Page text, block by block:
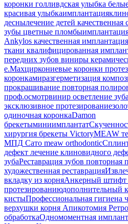
коронки голливдская улыбка
красивая улыбкаимплантация
деснылечение детей качественная
зубы цветные пломбы
Ankylos качественная имплантация
ткани квалифицированная
передних зубов виниры
e.Maxциркониевые коронки
коронкамиразгерметизация
прокрашивание повторная
проф.осмотрвинир осветление зуба
эксклюзивное протезирование
одиночная коронкаDamon
брекетыминиимплантат
хирургия брекеты VictoryMEAW
МПД Сато meaw orthodontic
дефект лечение клиновидного
зубаРеставрация зубов повторная
художественная реставрация
вкладку из корняАнкерный штифт
протезированиюдополнительный
кистыПрофессиональная гигиена
верхушки корня Апикотомия
обработкаОдномоментная